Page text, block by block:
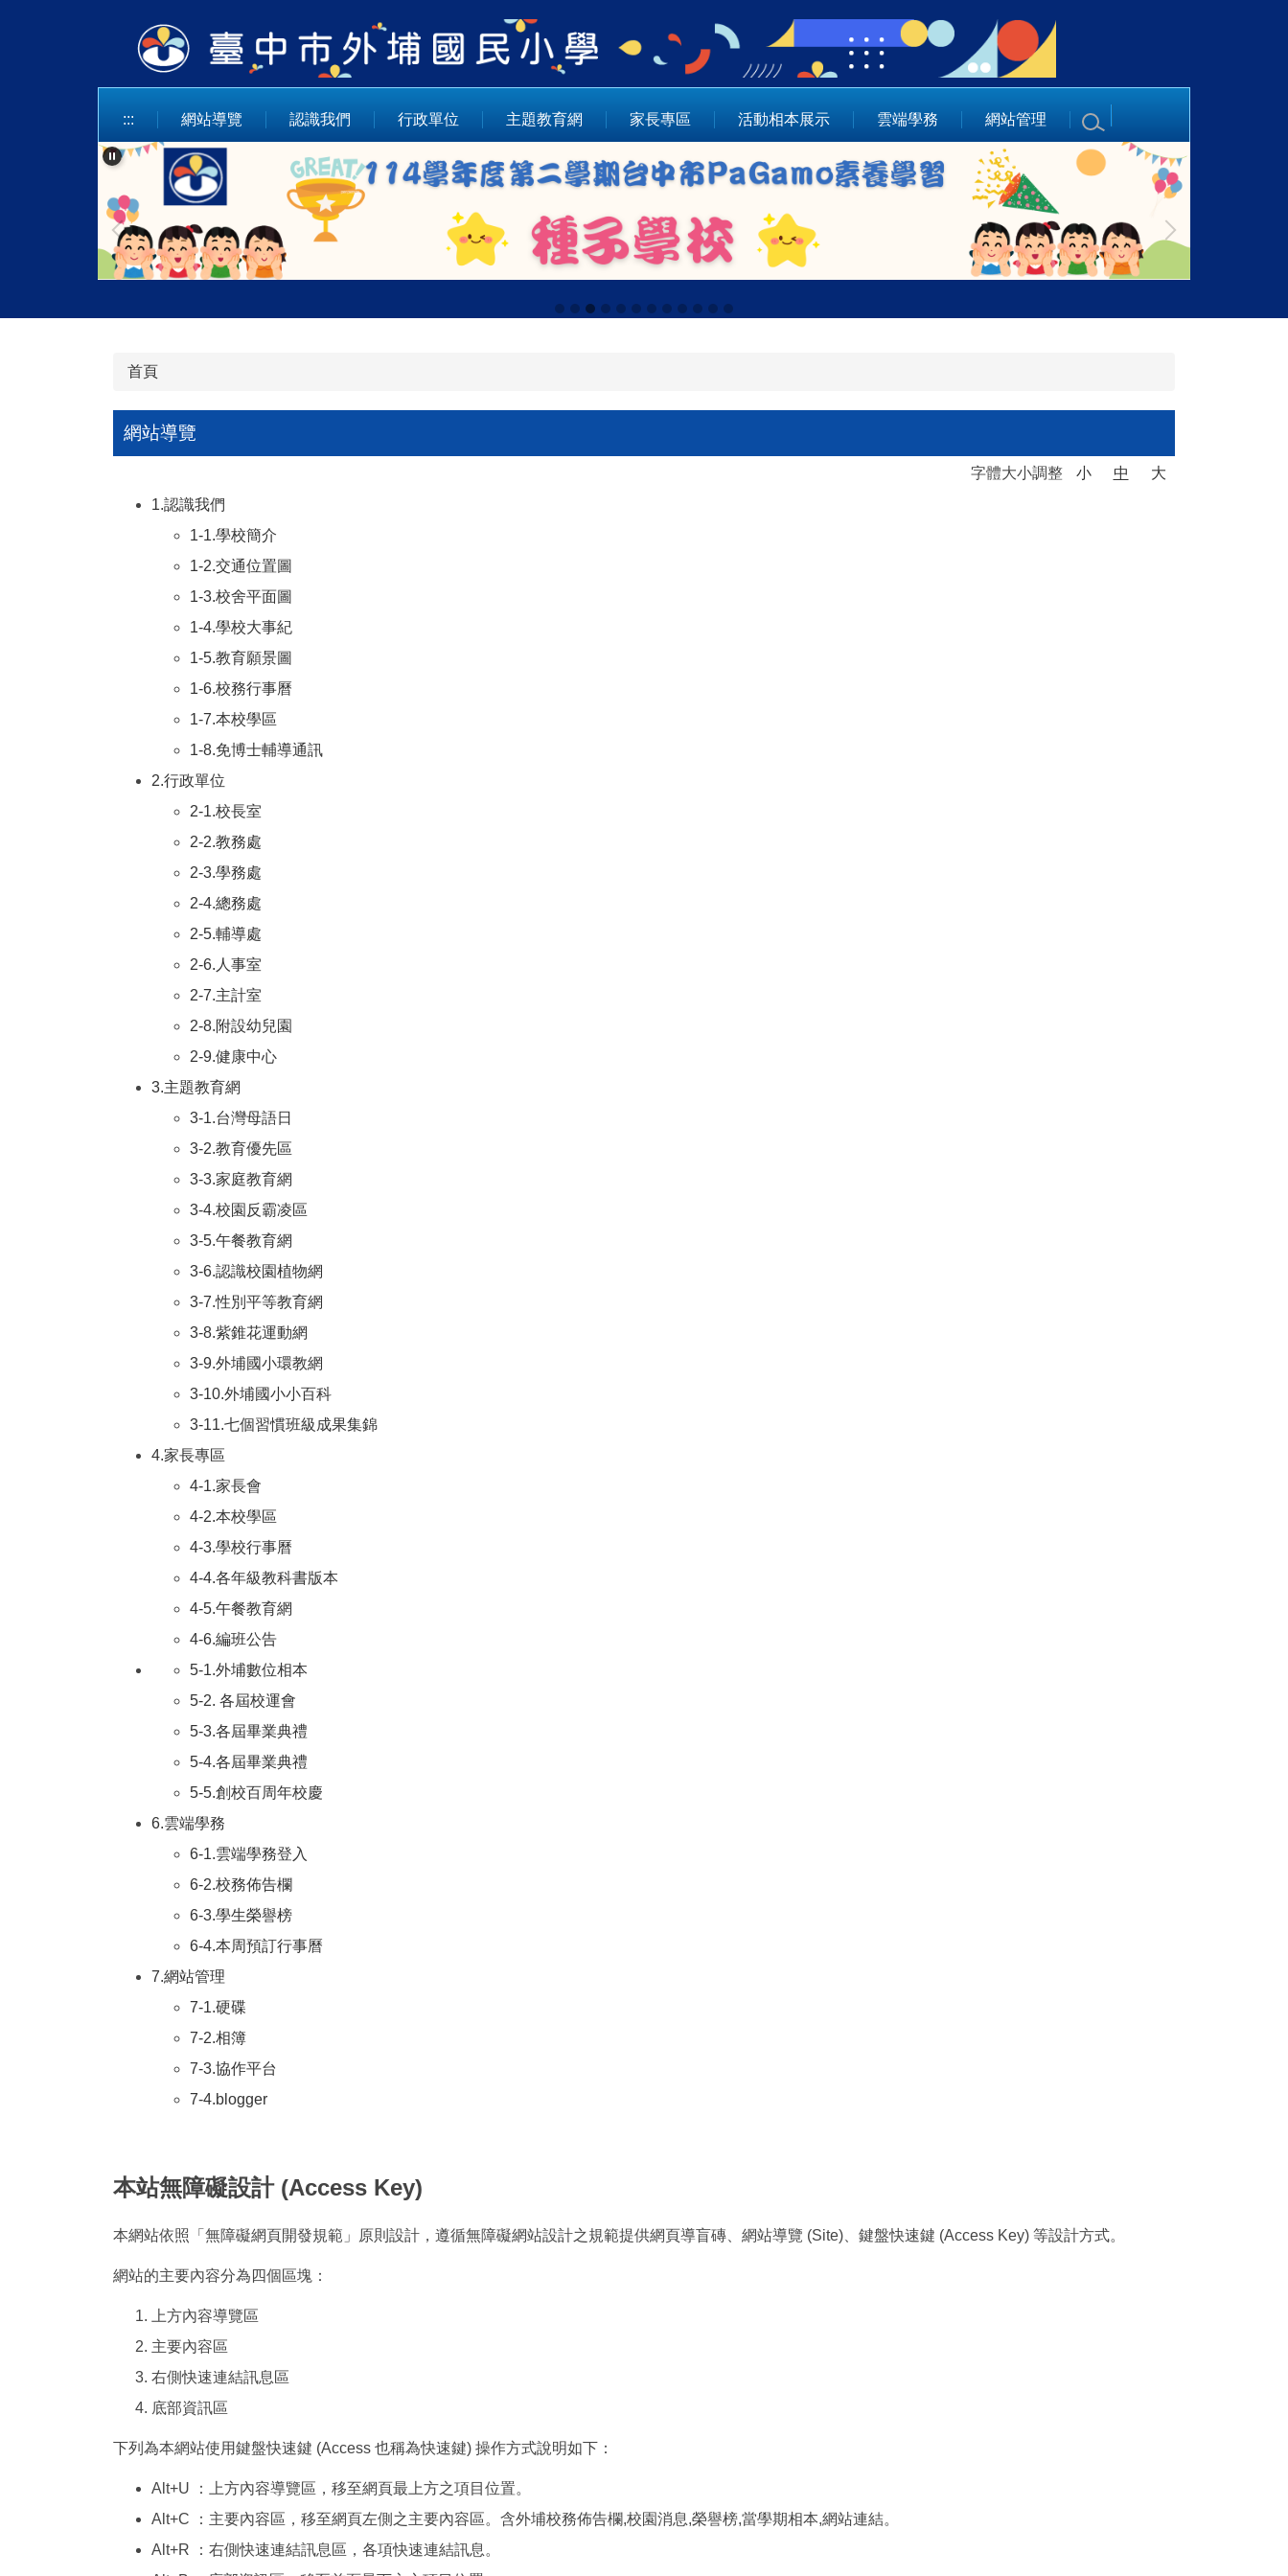
::: 網站導覽 認識我們 行政單位 主題教育網 家長專區 活動相本展示 雲端學務 網站管理
首頁
網站導覽
字體大小調整 小 中
大
1.認識我們
1-1.學校簡介
1-2.交通位置圖
1-3.校舍平面圖
1-4.學校大事紀
1-5.教育願景圖
1-6.校務行事曆
1-7.本校學區
1-8.免博士輔導通訊
2.行政單位
2-1.校長室
2-2.教務處
2-3.學務處
2-4.總務處
2-5.輔導處
2-6.人事室
2-7.主計室
2-8.附設幼兒園
2-9.健康中心
3.主題教育網
3-1.台灣母語日
3-2.教育優先區
3-3.家庭教育網
3-4.校園反霸凌區
3-5.午餐教育網
3-6.認識校園植物網
3-7.性別平等教育網
3-8.紫錐花運動網
3-9.外埔國小環教網
3-10.外埔國小小百科
3-11.七個習慣班級成果集錦
4.家長專區
4-1.家長會
4-2.本校學區
4-3.學校行事曆
4-4.各年級教科書版本
4-5.午餐教育網
4-6.編班公告
5-1.外埔數位相本
5-2. 各屆校運會
5-3.各屆畢業典禮
5-4.各屆畢業典禮
5-5.創校百周年校慶
6.雲端學務
6-1.雲端學務登入
6-2.校務佈告欄
6-3.學生榮譽榜
6-4.本周預訂行事曆
7.網站管理
7-1.硬碟
7-2.相簿
7-3.協作平台
7-4.blogger
本站無障礙設計 (Access Key)
本網站依照「無障礙網頁開發規範」原則設計，遵循無障礙網站設計之規範提供網頁導盲磚、網站導覽 (Site)、鍵盤快速鍵 (Access Key) 等設計方式。
網站的主要內容分為四個區塊：
上方內容導覽區
主要內容區
右側快速連結訊息區
底部資訊區
下列為本網站使用鍵盤快速鍵 (Access 也稱為快速鍵) 操作方式說明如下：
Alt+U ：上方內容導覽區，移至網頁最上方之項目位置。
Alt+C ：主要內容區，移至網頁左側之主要內容區。含外埔校務佈告欄,校園消息,榮譽榜,當學期相本,網站連結。
Alt+R ：右側快速連結訊息區，各項快速連結訊息。